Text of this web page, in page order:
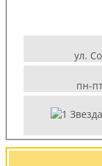
ул.
пн-